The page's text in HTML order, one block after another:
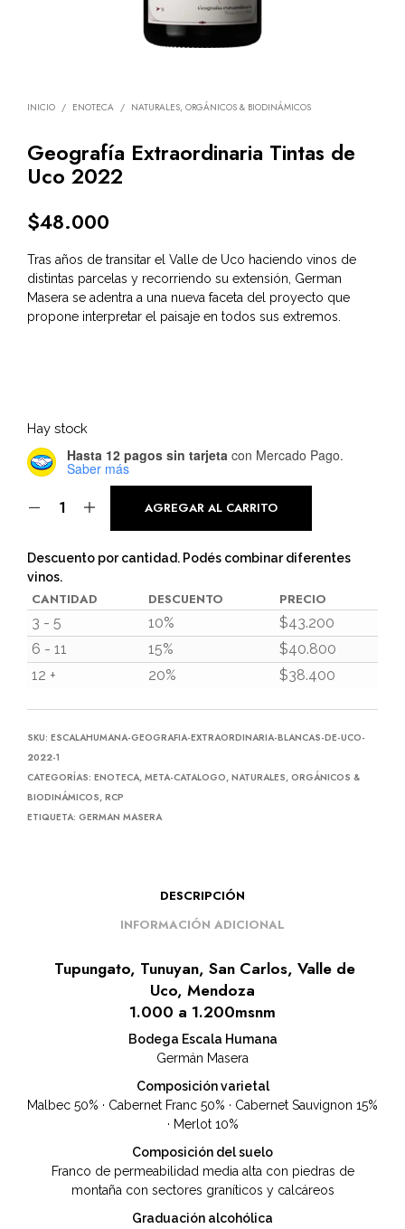
INICIO / ENOTECA / NATURALES, ORGÁNICOS & BIODINÁMICOS
Geografía Extraordinaria Tintas de
Uco 2022
$48.000
Tras años de transitar el Valle de Uco haciendo vinos de
distintas parcelas y recorriendo su extensión, German
Masera se adentra a una nueva faceta del proyecto que
propone interpretar el paisaje en todos sus extremos.
Hay stock
Hasta 12 pagos sin tarjeta con Mercado Pago.
Saber más
AGREGAR AL CARRITO
Descuento por cantidad. Podés combinar diferentes
vinos.
CANTIDAD DESCUENTO
PRECIO
3 - 5
10% $43.200
6 - 11
15% $40.800
12 +
20% $38.400
SKU: ESCALAHUMANA-GEOGRAFIA-EXTRAORDINARIA-BLANCAS-DE-UCO-
2022-1
CATEGORÍAS: ENOTECA, META-CATALOGO, NATURALES, ORGÁNICOS &
BIODINÁMICOS, RCP
ETIQUETA: GERMAN MASERA
DESCRIPCIÓN
INFORMACIÓN ADICIONAL
Tupungato, Tunuyan, San Carlos, Valle de
Uco, Mendoza
1.000 a 1.200msnm
Bodega Escala Humana
Germán Masera
Composición varietal
Malbec 50% · Cabernet Franc 50% · Cabernet Sauvignon 15%
· Merlot 10%
Composición del suelo
Franco de permeabilidad media alta con piedras de
montaña con sectores graníticos y calcáreos
Graduación alcohólica